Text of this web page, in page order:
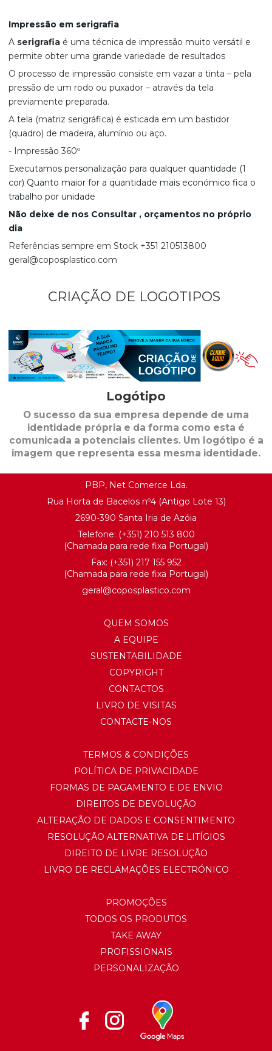
Impressão em serigrafia
A serigrafia é uma técnica de impressão muito versátil e
permite obter uma grande variedade de resultados
O processo de impressão consiste em vazar a tinta – pela
pressão de um rodo ou puxador – através da tela
previamente preparada.
A tela (matriz serigráfica) é esticada em um bastidor
(quadro) de madeira, alumínio ou aço.
- Impressão 360º
Executamos personalização para qualquer quantidade (1
cor) Quanto maior for a quantidade mais económico fica o
trabalho por unidade
Não deixe de nos Consultar , orçamentos no próprio
dia
Referências sempre em Stock +351 210513800
geral@coposplastico.com
CRIAÇÃO DE LOGOTIPOS
Logótipo
O sucesso da sua empresa depende de uma
identidade própria e da forma como esta é
comunicada a potenciais clientes. Um logótipo é a
imagem que representa essa mesma identidade.
PBP, Net Comerce Lda.
Rua Horta de Bacelos nº4 (Antigo Lote 13)
2690-390 Santa Iria de Azóia
Telefone: (+351) 210 513 800
(Chamada para rede fixa Portugal)
Fax: (+351) 217 155 952
(Chamada para rede fixa Portugal)
geral@coposplastico.com
QUEM SOMOS
A EQUIPE
SUSTENTABILIDADE
COPYRIGHT
CONTACTOS
LIVRO DE VISITAS
CONTACTE-NOS
TERMOS & CONDIÇÕES
POLÍTICA DE PRIVACIDADE
FORMAS DE PAGAMENTO E DE ENVIO
DIREITOS DE DEVOLUÇÃO
ALTERAÇÃO DE DADOS E CONSENTIMENTO
RESOLUÇÃO ALTERNATIVA DE LITÍGIOS
DIREITO DE LIVRE RESOLUÇÃO
LIVRO DE RECLAMAÇÕES ELECTRÓNICO
PROMOÇÕES
TODOS OS PRODUTOS
TAKE AWAY
PROFISSIONAIS
PERSONALIZAÇÃO